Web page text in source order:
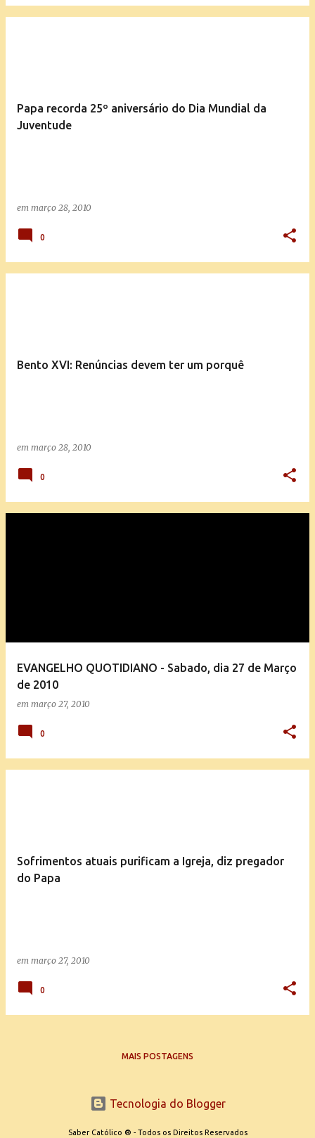
Papa recorda 25º aniversário do Dia Mundial da
Juventude
em março 28, 2010
0
Bento XVI: Renúncias devem ter um porquê
em março 28, 2010
0
EVANGELHO QUOTIDIANO - Sabado, dia 27 de Março
de 2010
em março 27, 2010
0
Sofrimentos atuais purificam a Igreja, diz pregador
do Papa
em março 27, 2010
0
MAIS POSTAGENS
Tecnologia do Blogger
Saber Católico ® - Todos os Direitos Reservados